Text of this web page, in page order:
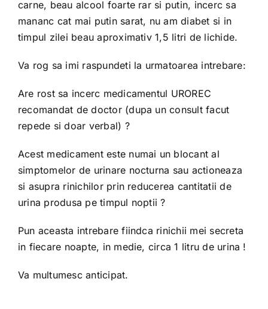
carne, beau alcool foarte rar si putin, incerc sa
mananc cat mai putin sarat, nu am diabet si in
timpul zilei beau aproximativ 1,5 litri de lichide.
Va rog sa imi raspundeti la urmatoarea intrebare:
Are rost sa incerc medicamentul UROREC
recomandat de doctor (dupa un consult facut
repede si doar verbal) ?
Acest medicament este numai un blocant al
simptomelor de urinare nocturna sau actioneaza
si asupra rinichilor prin reducerea cantitatii de
urina produsa pe timpul noptii ?
Pun aceasta intrebare fiindca rinichii mei secreta
in fiecare noapte, in medie, circa 1 litru de urina !
Va multumesc anticipat.